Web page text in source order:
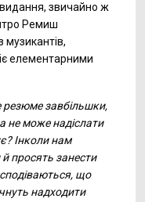
видання, звичайно ж
Ремиш
музикантів,
елементарними
резюме завбільшки,
не може надіслати
Інколи нам
просять занести
що
надходити